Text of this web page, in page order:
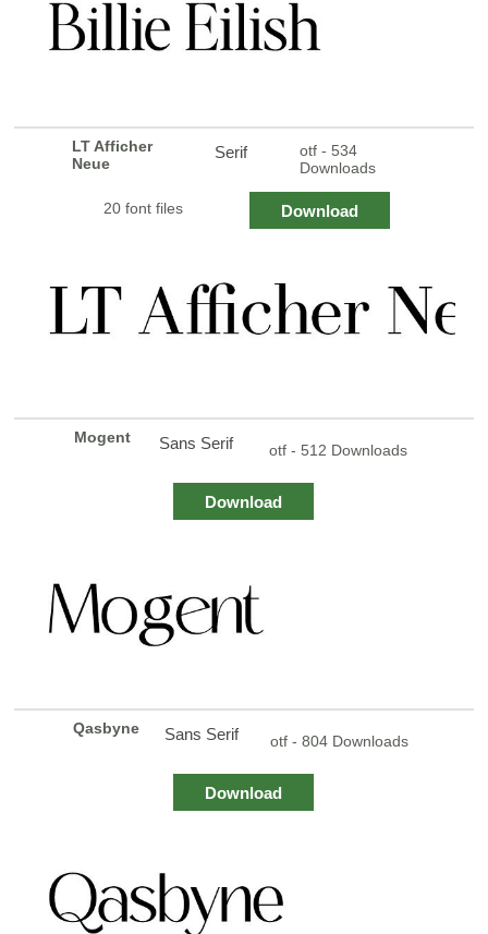
LT Afficher
Neue
Serif
otf - 534
Downloads
20 font files Download
Mogent Sans Serif otf - 512 Downloads
Download
Qasbyne Sans Serif otf - 804 Downloads
Download